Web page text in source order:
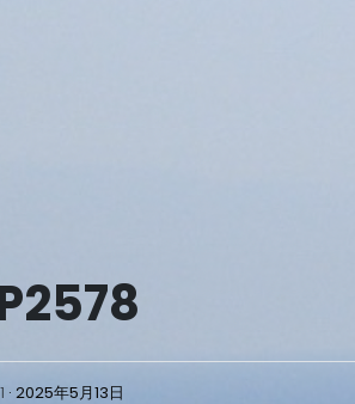
2025年5月13日